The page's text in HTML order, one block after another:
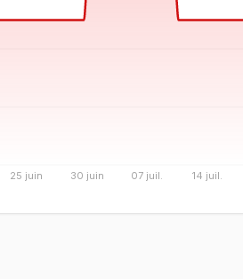
25 juin 30 juin 07 juil. 14 juil.